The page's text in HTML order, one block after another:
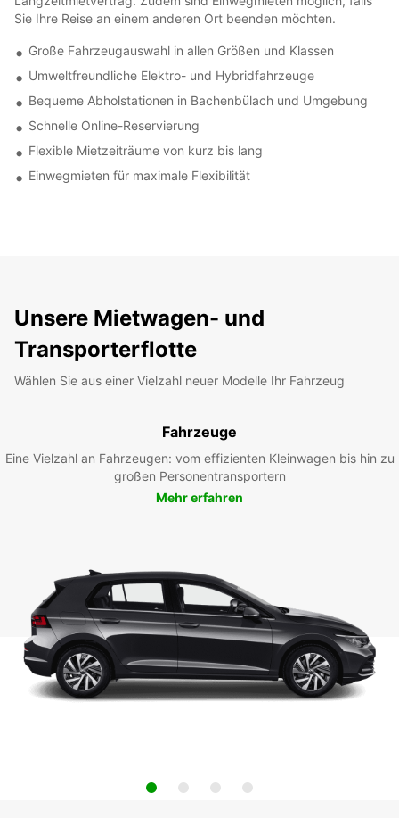
Sie Ihre Reise an einem anderen Ort beenden möchten.
Große Fahrzeugauswahl in allen Größen und Klassen
Umweltfreundliche Elektro- und Hybridfahrzeuge
Bequeme Abholstationen in Bachenbülach und Umgebung
Schnelle Online-Reservierung
Flexible Mietzeiträume von kurz bis lang
Einwegmieten für maximale Flexibilität
Unsere Mietwagen- und
Transporterflotte
Wählen Sie aus einer Vielzahl neuer Modelle Ihr Fahrzeug
Fahrzeuge
Eine Vielzahl an Fahrzeugen: vom effizienten Kleinwagen bis hin zu
großen Personentransportern
Mehr erfahren